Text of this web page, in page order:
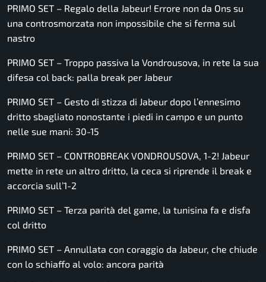
PRIMO SET – Regalo della Jabeur! Errore non da Ons su
una controsmorzata non impossibile che si ferma sul
nastro
PRIMO SET – Troppo passiva la Vondrousova, in rete la sua
difesa col back: palla break per Jabeur
PRIMO SET – Gesto di stizza di Jabeur dopo l’ennesimo
dritto sbagliato nonostante i piedi in campo e un punto
nelle sue mani: 30-15
PRIMO SET – CONTROBREAK VONDROUSOVA, 1-2! Jabeur
mette in rete un altro dritto, la ceca si riprende il break e
accorcia sull’1-2
PRIMO SET – Terza parità del game, la tunisina fa e disfa
col dritto
PRIMO SET – Annullata con coraggio da Jabeur, che chiude
con lo schiaffo al volo: ancora parità